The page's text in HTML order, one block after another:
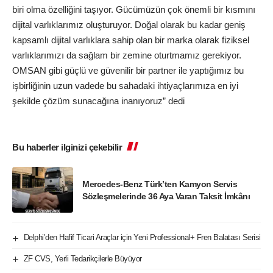
biri olma özelliğini taşıyor. Gücümüzün çok önemli bir kısmını
dijital varlıklarımız oluşturuyor. Doğal olarak bu kadar geniş
kapsamlı dijital varlıklara sahip olan bir marka olarak fiziksel
varlıklarımızı da sağlam bir zemine oturtmamız gerekiyor.
OMSAN gibi güçlü ve güvenilir bir partner ile yaptığımız bu
işbirliğinin uzun vadede bu sahadaki ihtiyaçlarımıza en iyi
şekilde çözüm sunacağına inanıyoruz” dedi
Bu haberler ilginizi çekebilir
Mercedes-Benz Türk’ten Kamyon Servis
Sözleşmelerinde 36 Aya Varan Taksit İmkânı
Delphi’den Hafif Ticari Araçlar için Yeni Professional+ Fren Balatası Serisi
ZF CVS, Yerli Tedarikçilerle Büyüyor